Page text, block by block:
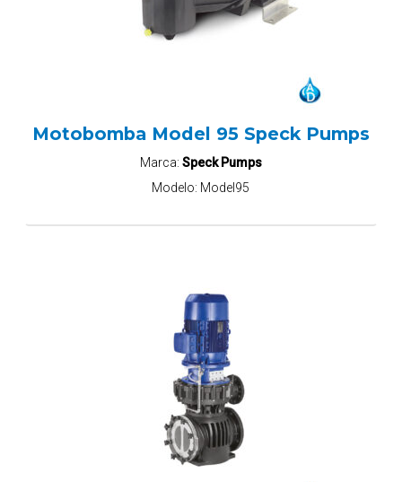
Motobomba Model 95 Speck Pumps
Marca: Speck Pumps
Modelo: Model95